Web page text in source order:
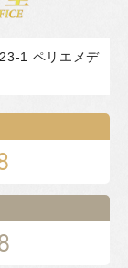
1 ペリエメデ